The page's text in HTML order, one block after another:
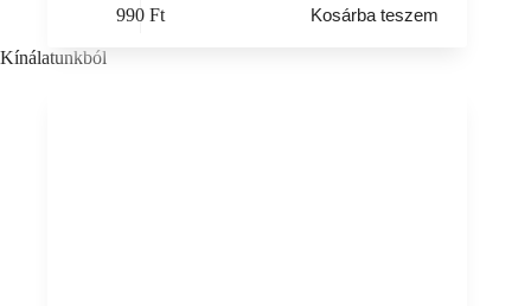
990Ft Kosárba teszem
Kínálatunkból